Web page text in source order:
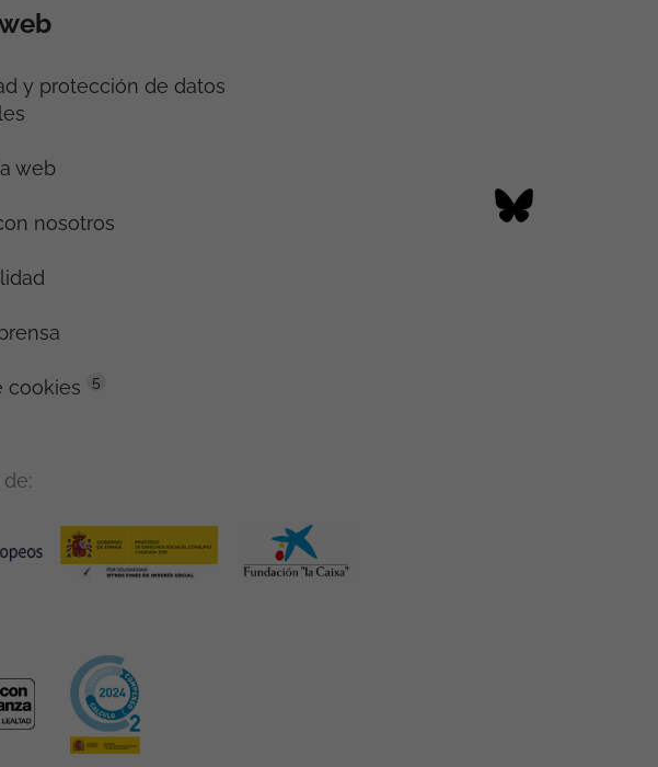
y protección de datos
web
nosotros
cookies 5